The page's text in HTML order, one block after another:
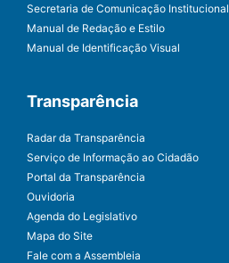
Secretaria de Comunicação Institucional
Manual de Redação e Estilo
Manual de Identificação Visual
Transparência
Radar da Transparência
Serviço de Informação ao Cidadão
Portal da Transparência
Ouvidoria
Agenda do Legislativo
Mapa do Site
Fale com a Assembleia